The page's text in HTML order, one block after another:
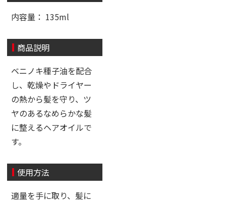
内容量： 135ml
商品説明
ベニノキ種子油を配合
し、乾燥やドライヤー
の熱から髪を守り、ツ
ヤのあるなめらかな髪
に整えるヘアオイルで
す。
使用方法
適量を手に取り、髪に